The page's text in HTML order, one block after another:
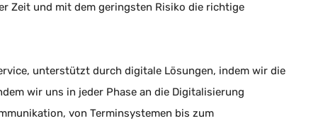
Zeit und mit dem geringsten Risiko die richtige
unterstützt durch digitale Lösungen, indem wir die
wir uns in jeder Phase an die Digitalisierung
von Terminsystemen bis zum